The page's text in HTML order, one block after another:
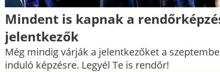
Mindent is kapnak a
jelentkezők
Még mindig várják a jelentkezőket a
induló képzésre. Legyél Te is rendőr!